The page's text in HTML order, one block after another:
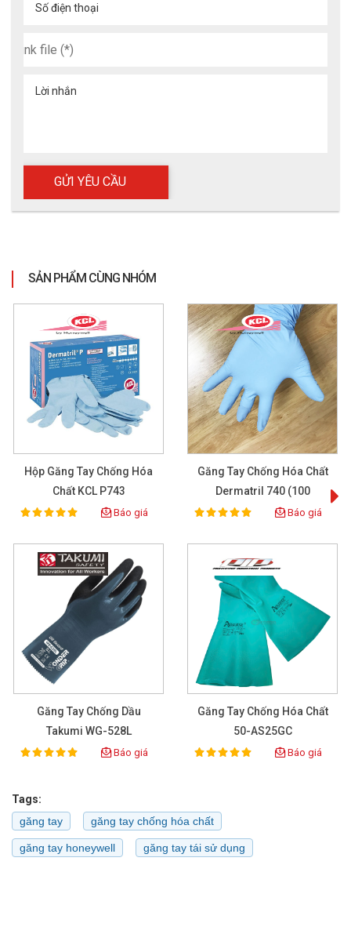
Số điện thoại
Lời nhắn
SẢN PHẨM CÙNG NHÓM
Hộp Găng Tay Chống Hóa
Chất KCL P743
Rating:
100% Báo giá
Găng Tay Chống Hóa Chất
Dermatril 740 (100
Pcs/box)
Rating:
100% Báo giá
Găng Tay Chống Dầu
Takumi WG-528L
Rating:
100% Báo giá
Găng Tay Chống Hóa Chất
50-AS25GC
Rating:
100% Báo giá
Tags:
găng tay
găng tay chống hóa chất
găng tay honeywell găng tay tái sử dụng